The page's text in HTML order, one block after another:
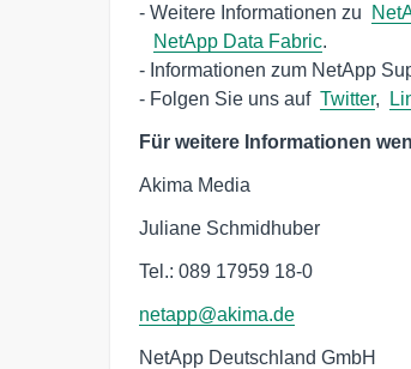
- Weitere Informationen zu
NetApp Data Fabric.
- Informationen zum NetApp
- Folgen Sie uns auf Twitter,
Für weitere Informationen
Akima Media
Juliane Schmidhuber
Tel.: 089 17959 18-0
netapp@akima.de
NetApp Deutschland GmbH